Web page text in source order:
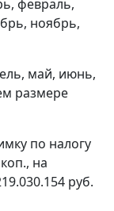
февраль,
ноябрь,
май, июнь,
размере
по налогу
на
руб.